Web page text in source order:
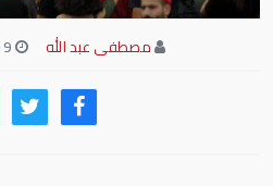
مصطفى عبد الله